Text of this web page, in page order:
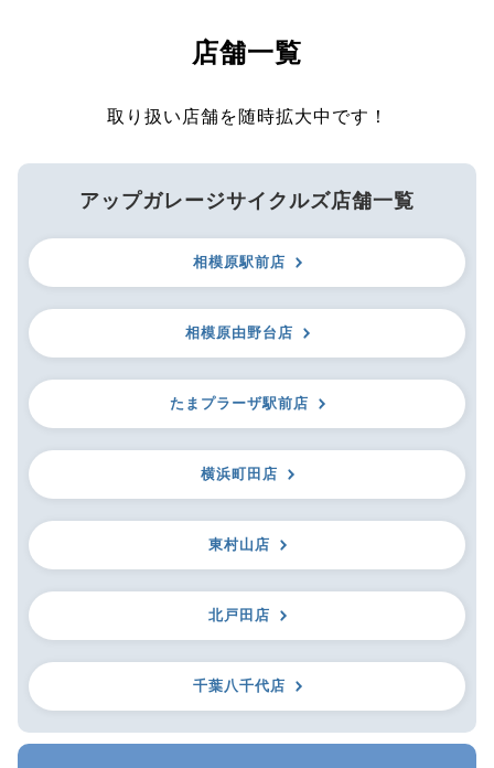
店舗一覧
取り扱い店舗を随時拡大中です！
アップガレージサイクルズ店舗一覧
相模原駅前店
相模原由野台店
たまプラーザ駅前店
横浜町田店
東村山店
北戸田店
千葉八千代店